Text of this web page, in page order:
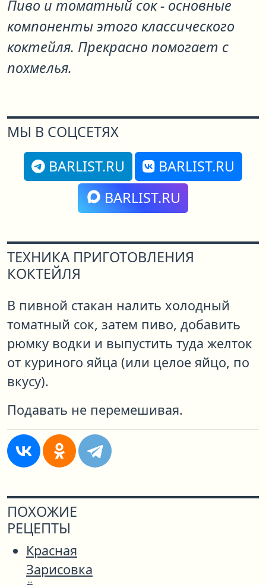
Пиво и томатный сок - основные
компоненты этого классического
коктейля. Прекрасно помогает с
похмелья.
МЫ В СОЦСЕТЯХ
BARLIST.RU
BARLIST.RU
BARLIST.RU
ТЕХНИКА ПРИГОТОВЛЕНИЯ
КОКТЕЙЛЯ
В пивной стакан налить холодный
томатный сок, затем пиво, добавить
рюмку водки и выпустить туда желток
от куриного яйца (или целое яйцо, по
вкусу).
Подавать не перемешивая.
ПОХОЖИЕ
РЕЦЕПТЫ
Красная
Зарисовка